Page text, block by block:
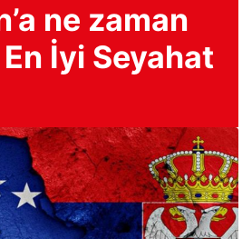
ne zaman
İyi Seyahat